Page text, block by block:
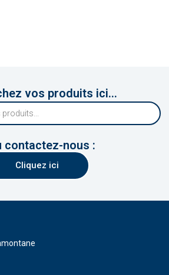
vos produits ici...
contactez-nous :
Cliquez ici